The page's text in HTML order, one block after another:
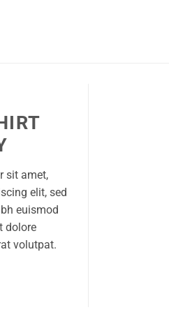
sit amet,
elit, sed
euismod
dolore
volutpat.